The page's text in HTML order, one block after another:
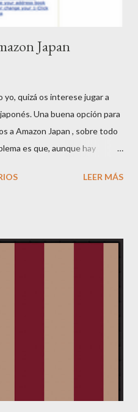
Japan
yo, quizá os interese jugar a
Una buena opción para
a Amazon Japan , sobre todo
es que, aunque hay
hacer esta mini-guía. Si
LEER MÁS